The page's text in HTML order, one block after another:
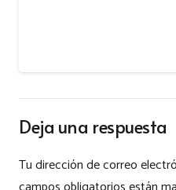
Deja una respuesta
Tu dirección de correo